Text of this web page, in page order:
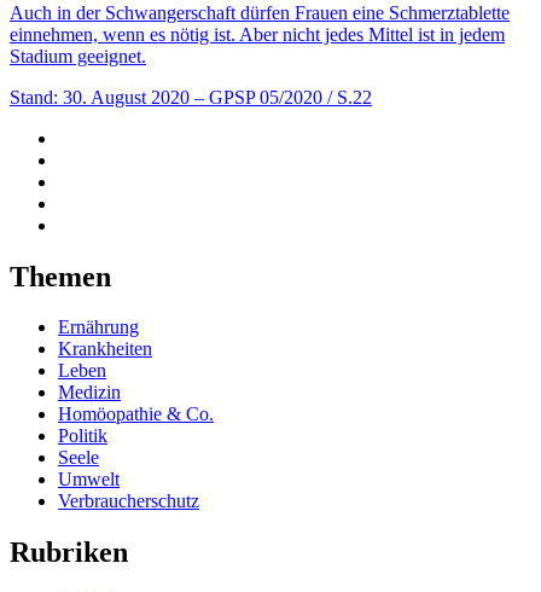
Auch in der Schwangerschaft dürfen Frauen eine Schmerztablette
einnehmen, wenn es nötig ist. Aber nicht jedes Mittel ist in jedem
Stadium geeignet.
Stand: 30. August 2020 – GPSP 05/2020 / S.22
Themen
Ernährung
Krankheiten
Leben
Medizin
Homöopathie & Co.
Politik
Seele
Umwelt
Verbraucherschutz
Rubriken